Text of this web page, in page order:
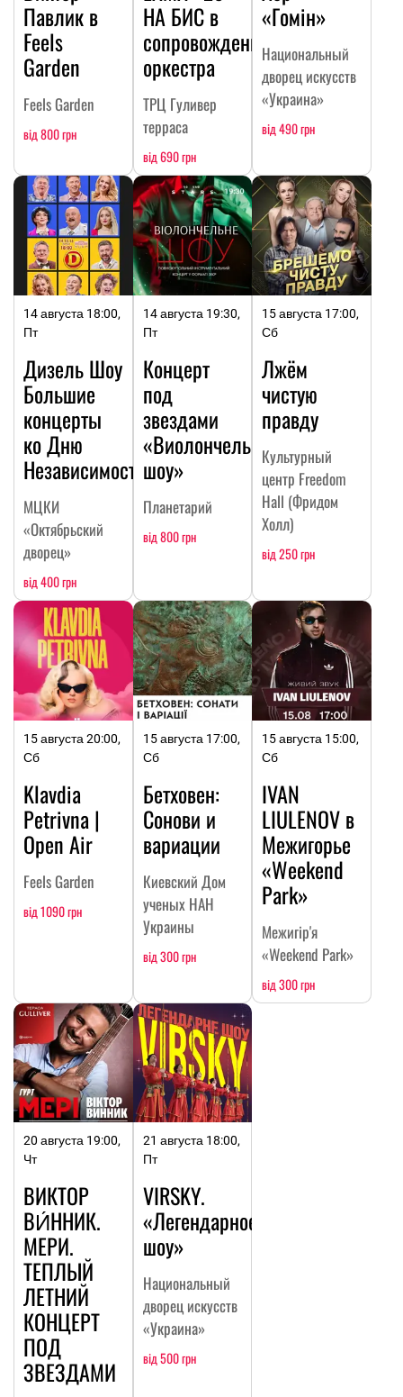
Павлик в
Feels
Garden
Feels Garden
від 800 грн
НА БИC в
сопровождении
оркестра
ТРЦ Гуливер
терраса
від 690 грн
«Гомін»
Национальный
дворец искусств
«Украина»
від 490 грн
14 августа 18:00,
Пт
Дизель Шоу
Большие
концерты
ко Дню
Независимости
МЦКИ
«Октябрьский
дворец»
від 400 грн
14 августа 19:30,
Пт
Концерт
под
звездами
«Виолончельное
шоу»
Планетарий
від 800 грн
15 августа 17:00,
Сб
Лжём
чистую
правду
Культурный
центр Freedom
Hall (Фридом
Холл)
від 250 грн
15 августа 20:00,
Сб
Klavdia
Petrivna |
Open Air
Feels Garden
від 1090 грн
15 августа 17:00,
Сб
Бетховен:
Сонови и
вариации
Киевский Дом
ученых НАН
Украины
від 300 грн
15 августа 15:00,
Сб
IVAN
LIULENOV в
Межигорье
«Weekend
Park»
Межигір'я
«Weekend Park»
від 300 грн
20 августа 19:00,
Чт
ВИКТОР
ВИ́ННИК.
МЕРИ.
ТЕПЛЫЙ
ЛЕТНИЙ
КОНЦЕРТ
ПОД
ЗВЕЗДАМИ
21 августа 18:00,
Пт
VIRSKY.
«Легендарное
шоу»
Национальный
дворец искусств
«Украина»
від 500 грн